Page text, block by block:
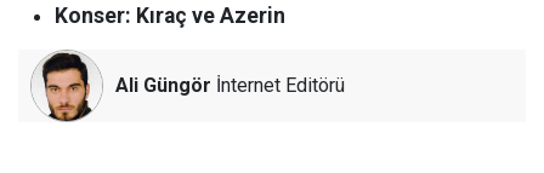
Konser: Kıraç ve Azerin
Ali Güngör İnternet Editörü